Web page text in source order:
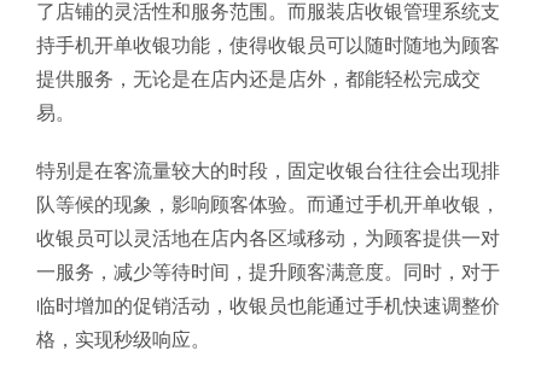
了店铺的灵活性和服务范围。而服装店收银管理系统支
持手机开单收银功能，使得收银员可以随时随地为顾客
提供服务，无论是在店内还是店外，都能轻松完成交
易。
特别是在客流量较大的时段，固定收银台往往会出现排
队等候的现象，影响顾客体验。而通过手机开单收银，
收银员可以灵活地在店内各区域移动，为顾客提供一对
一服务，减少等待时间，提升顾客满意度。同时，对于
临时增加的促销活动，收银员也能通过手机快速调整价
格，实现秒级响应。